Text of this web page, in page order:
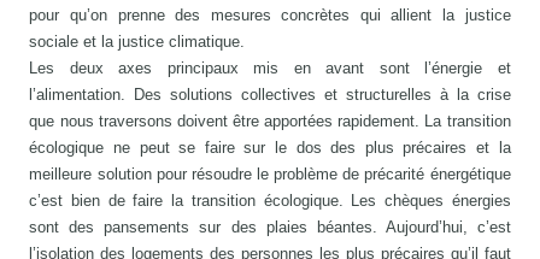
pour qu’on prenne des mesures concrètes qui allient la justice
sociale et la justice climatique.
Les deux axes principaux mis en avant sont l’énergie et
l’alimentation. Des solutions collectives et structurelles à la crise
que nous traversons doivent être apportées rapidement. La transition
écologique ne peut se faire sur le dos des plus précaires et la
meilleure solution pour résoudre le problème de précarité énergétique
c’est bien de faire la transition écologique. Les chèques énergies
sont des pansements sur des plaies béantes. Aujourd’hui, c’est
l’isolation des logements des personnes les plus précaires qu’il faut